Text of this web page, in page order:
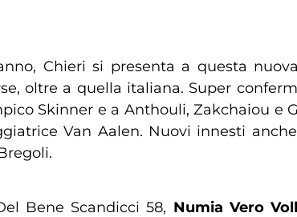
Chieri si presenta a questa
oltre a quella italiana. Super
Skinner e a Anthouli, Zakchaiou e
Van Aalen. Nuovi innesti
Bene Scandicci 58, Numia Vero